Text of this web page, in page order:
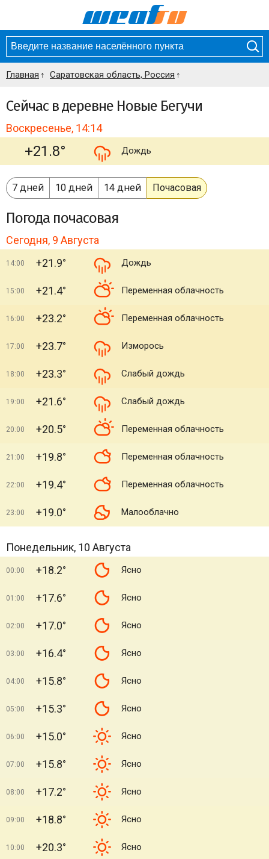
Главная Саратовская область, Россия
Сейчас в деревне Новые Бегучи
Воскресенье, 14:14
+21.8° Дождь
7 дней 10 дней 14 дней Почасовая
Погода почасовая
Сегодня, 9 Августа
14:00 +21.9° Дождь
15:00 +21.4° Переменная облачность
16:00 +23.2° Переменная облачность
17:00 +23.7° Изморось
18:00 +23.3° Слабый дождь
19:00 +21.6° Слабый дождь
20:00 +20.5° Переменная облачность
21:00 +19.8° Переменная облачность
22:00 +19.4° Переменная облачность
23:00 +19.0° Малооблачно
Понедельник, 10 Августа
00:00 +18.2° Ясно
01:00 +17.6° Ясно
02:00 +17.0° Ясно
03:00 +16.4° Ясно
04:00 +15.8° Ясно
05:00 +15.3° Ясно
06:00 +15.0° Ясно
07:00 +15.8° Ясно
08:00 +17.2° Ясно
09:00 +18.8° Ясно
10:00 +20.3° Ясно